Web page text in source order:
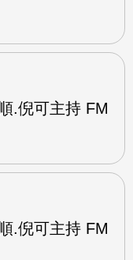
.倪可主持 FM
.倪可主持 FM